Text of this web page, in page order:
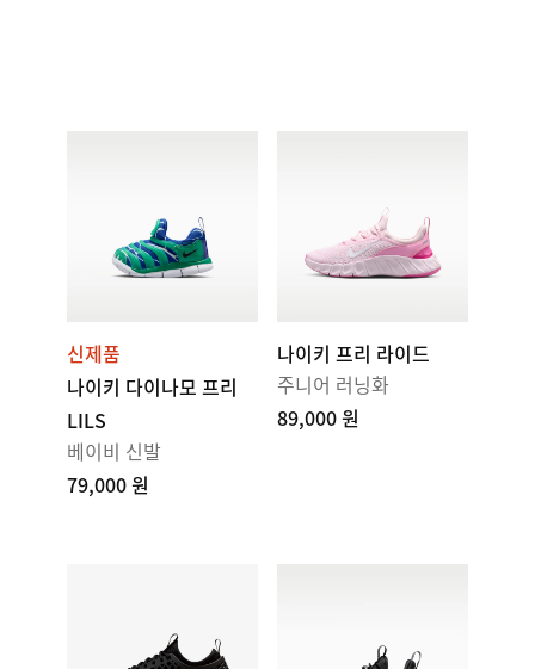
신제품
나이키 다이나모 프리
LILS
베이비 신발
79,000 원
나이키 프리 라이드
주니어 러닝화
89,000 원